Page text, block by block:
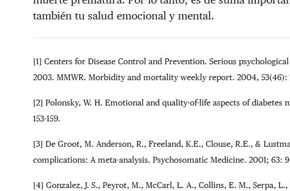
también tu salud emocional y mental.
[1] Centers for Disease Control and Prevention. Serious
2003. MMWR. Morbidity and mortality weekly report. 2004, 53(46):
[2] Polonsky, W. H. Emotional and quality-of-life aspects of diabetes
153-159.
[3] De Groot, M. Anderson, R., Freeland, K.E., Clouse, R.E., &
complications: A meta-analysis. Psychosomatic Medicine. 2001; 63:
[4] Gonzalez, J. S., Peyrot, M., McCarl, L. A., Collins, E. M., Serpa,